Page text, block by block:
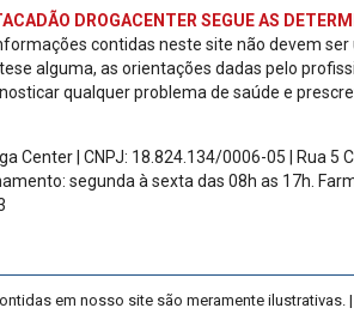
DROGACENTER SEGUE AS
contidas neste site não devem
alguma, as orientações dadas pelo
qualquer problema de saúde e
Center | CNPJ: 18.824.134/0006-05 | Rua
segunda à sexta das 08h as 17h.
em nosso site são meramente